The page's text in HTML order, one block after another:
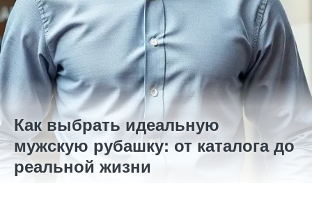
Как выбрать идеальную
мужскую рубашку: от каталога до
реальной жизни